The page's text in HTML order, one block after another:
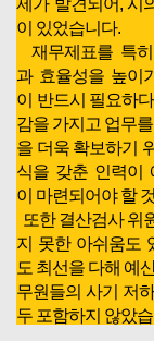
제가 발견되어, 시
이 있었습니다.
재무제표를 특
과 효율성을 높이
이 반드시 필요하
감을 가지고 업무
을 더욱 확보하기
식을 갖춘 인력이
이 마련되어야 할
또한 결산검사 위
지 못한 아쉬움도
도 최선을 다해 예
무원들의 사기 저
두 포함하지 않았